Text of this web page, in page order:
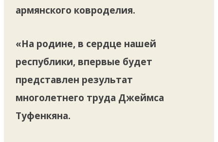
армянского ковроделия.
«На родине, в сердце нашей
республики, впервые будет
представлен результат
многолетнего труда Джеймса
Туфенкяна.